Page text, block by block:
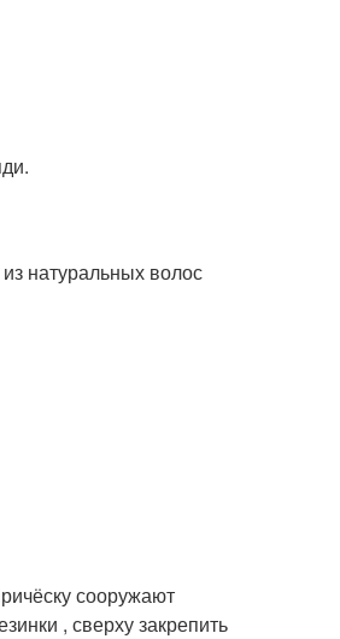
натуральных волос
сооружают
, сверху закрепить